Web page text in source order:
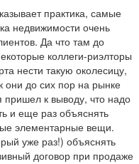
практика, самые
недвижимости очень
Да что там до
коллеги-риэлторы
нести такую околесицу,
они до сих пор на рынке
пришел к выводу, что надо
и еще раз объяснять
элементарные вещи.
уже раз!) объяснять
договор при продаже